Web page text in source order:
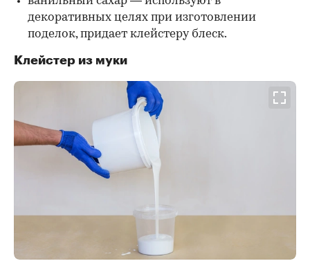
декоративных целях при изготовлении
поделок, придает клейстеру блеск.
Клейстер из муки